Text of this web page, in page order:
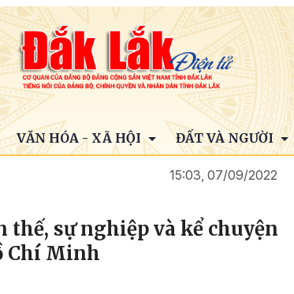
VĂN HÓA - XÃ HỘI ĐẤT VÀ NGƯỜI
15:03, 07/09/2022
sự nghiệp và kể chuyện
Chí Minh